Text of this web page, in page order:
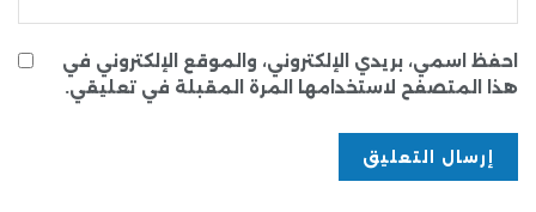
احفظ اسمي، بريدي الإلكتروني، والموقع الإلكتروني في
هذا المتصفح لاستخدامها المرة المقبلة في تعليقي.